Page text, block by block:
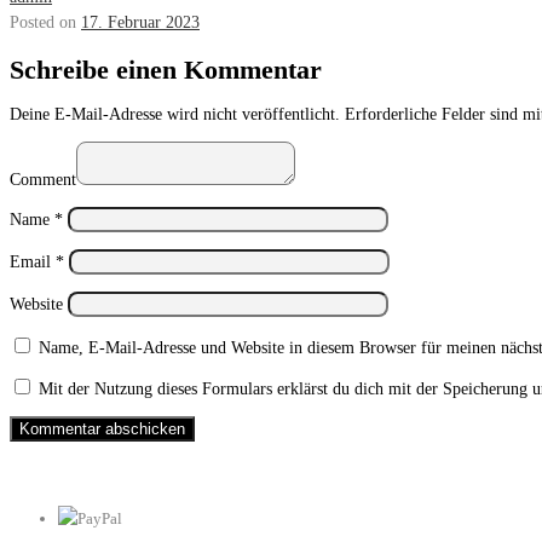
Posted on 17. Februar 2023
Schreibe einen Kommentar
Deine E-Mail-Adresse wird nicht veröffentlicht. Erforderliche Felder sind
Comment
Name *
Email *
Website
Name, E-Mail-Adresse und Website in diesem Browser für meinen
Mit der Nutzung dieses Formulars erklärst du dich mit der Speicherung